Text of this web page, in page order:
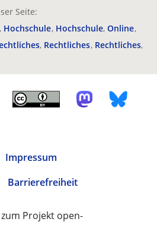
Seite:
Hochschule Hochschule Online
Rechtliches Rechtliches
Impressum
Barrierefreiheit
Projekt open-